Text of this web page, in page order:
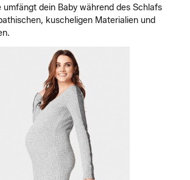
umfängt dein Baby während des Schlafs
kuscheligen Materialien und